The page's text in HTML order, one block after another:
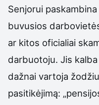
Senjorui
buvusios
ar kitos oficialiai
darbuotoju. Jis
dažnai vartoja
pasitikėjimą: